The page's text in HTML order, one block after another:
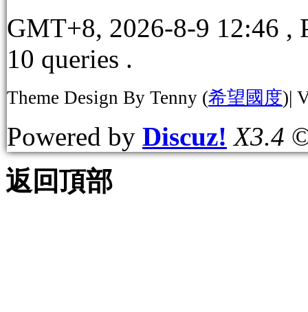
GMT+8, 2026-8-9 12:46 ,
10 queries .
Theme Design By Tenny (希望國度)|
Powered by Discuz! X3.4
返回頂部